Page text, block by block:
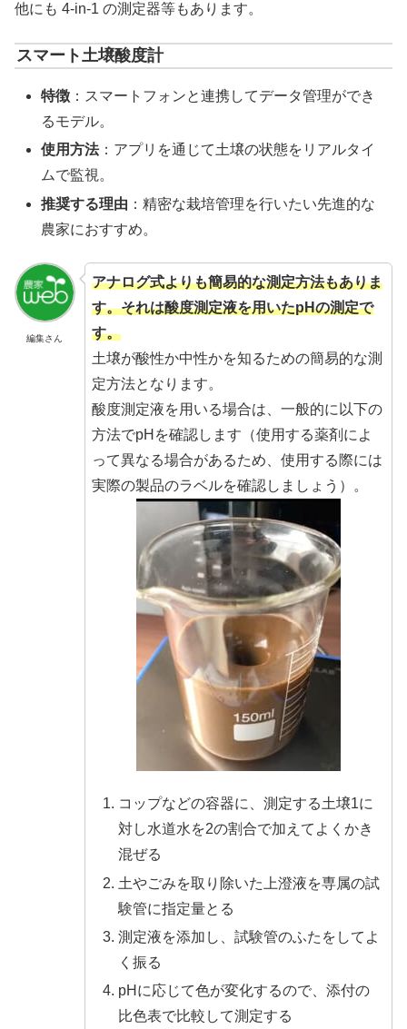
他にも 4-in-1 の測定器等もあります。
スマート土壌酸度計
特徴 ：スマートフォンと連携してデータ管理ができ
るモデル。
使用方法：アプリを通じて土壌の状態をリアルタイ
ムで監視。
推奨する理由 ：精密な栽培管理を行いたい先進的な
農家におすすめ。
編集さん
アナログ式よりも簡易的な測定方法もありま
す。それは酸度測定液を用いたpHの測定で
す。
土壌が酸性か中性かを知るための簡易的な測
定方法となります。
酸度測定液を用いる場合は、一般的に以下の
方法でpHを確認します（使用する薬剤によ
って異なる場合があるため、使用する際には
実際の製品のラベルを確認しましょう）。
コップなどの容器に、測定する土壌1に
対し水道水を2の割合で加えてよくかき
混ぜる
土やごみを取り除いた上澄液を専属の試
験管に指定量とる
測定液を添加し、試験管のふたをしてよ
く振る
pHに応じて色が変化するので、添付の
比色表で比較して測定する